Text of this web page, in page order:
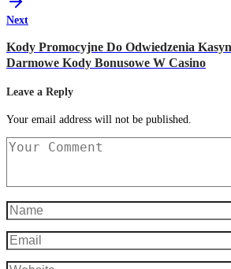
Next
Kody Promocyjne Do Odwiedzenia
Darmowe Kody Bonusowe W Casino
Leave a Reply
Your email address will not be published.